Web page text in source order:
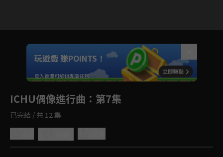
Unmute
如有不便請見諒
玩遊戲 賺POINTS！
登入後即可解鎖專屬任務
ICHU偶像進行曲 ：第7集
已完結 / 共 12 集